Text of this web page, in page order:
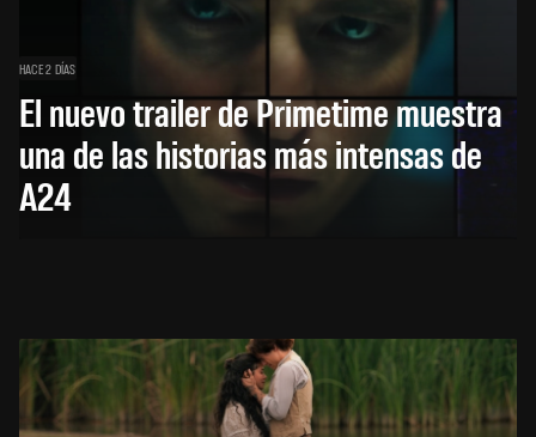
HACE 2 DÍAS
El nuevo trailer de Primetime muestra
una de las historias más intensas de
A24